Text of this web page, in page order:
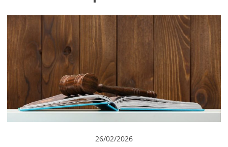
26/02/2026